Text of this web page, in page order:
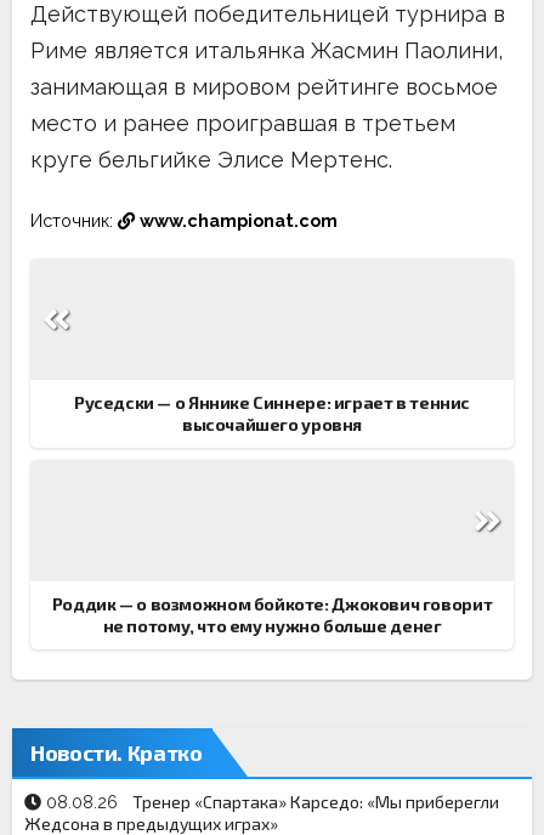
Действующей победительницей турнира в
Риме является итальянка Жасмин Паолини,
занимающая в мировом рейтинге восьмое
место и ранее проигравшая в третьем
круге бельгийке Элисе Мертенс.
Источник: www.championat.com
по
Руседски — о Яннике Синнере: играет в теннис
высочайшего уровня
Роддик — о возможном бойкоте: Джокович говорит
не потому, что ему нужно больше денег
Новости. Кратко
08.08.26
Тренер «Спартака» Карседо: «Мы приберегли
Жедсона в предыдущих играх»